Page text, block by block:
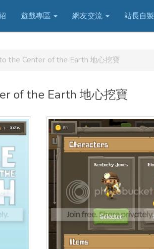
遊戲專區 網友交流 站長自製
the Center of the Earth 地心挖寶
of the Earth 地心挖寶